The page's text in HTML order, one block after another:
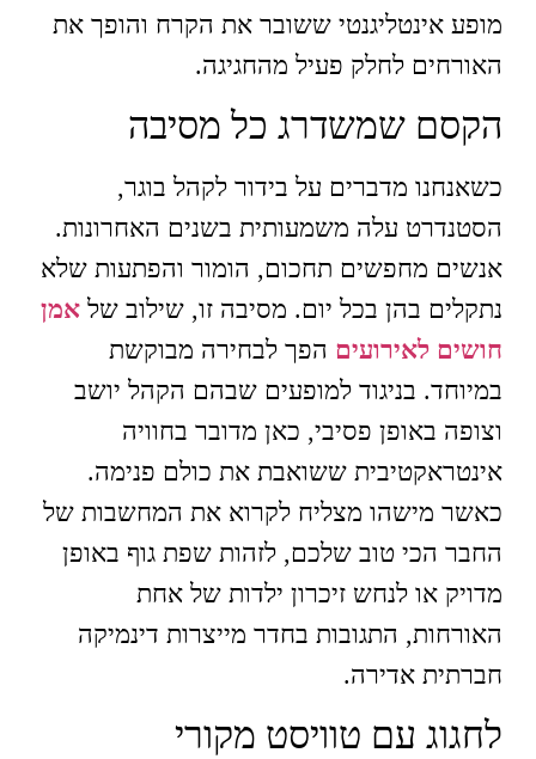
מופע אינטליגנטי ששובר את הקרח והופך את
האורחים לחלק פעיל מהחגיגה.
הקסם שמשדרג כל מסיבה
כשאנחנו מדברים על בידור לקהל בוגר,
הסטנדרט עלה משמעותית בשנים האחרונות.
אנשים מחפשים תחכום, הומור והפתעות שלא
נתקלים בהן בכל יום. מסיבה זו, שילוב של אמן
חושים לאירועים הפך לבחירה מבוקשת
במיוחד. בניגוד למופעים שבהם הקהל יושב
וצופה באופן פסיבי, כאן מדובר בחוויה
אינטראקטיבית ששואבת את כולם פנימה.
כאשר מישהו מצליח לקרוא את המחשבות של
החבר הכי טוב שלכם, לזהות שפת גוף באופן
מדויק או לנחש זיכרון ילדות של אחת
האורחות, התגובות בחדר מייצרות דינמיקה
חברתית אדירה.
לחגוג עם טוויסט מקורי